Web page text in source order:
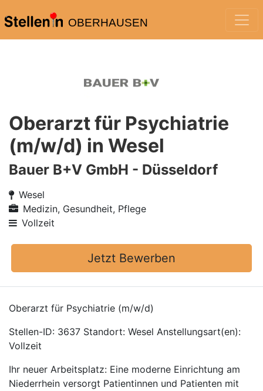
OBERHAUSEN
Oberarzt für Psychiatrie
(m/w/d) in Wesel
Bauer B+V GmbH - Düsseldorf
Wesel
Medizin, Gesundheit, Pflege
Vollzeit
Jetzt Bewerben
Oberarzt für Psychiatrie (m/w/d)
Stellen-ID: 3637 Standort: Wesel Anstellungsart(en):
Vollzeit
Ihr neuer Arbeitsplatz: Eine moderne Einrichtung am
Niederrhein versorgt Patientinnen und Patienten mit